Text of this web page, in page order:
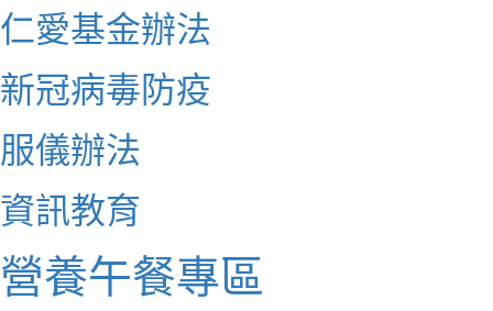
仁愛基金辦法
新冠病毒防疫
服儀辦法
資訊教育
營養午餐專區